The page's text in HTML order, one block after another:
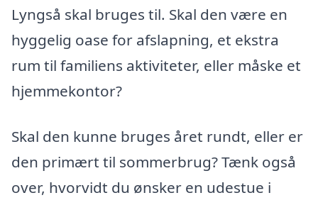
Lyngså skal bruges til. Skal den være en
hyggelig oase for afslapning, et ekstra
rum til familiens aktiviteter, eller måske et
hjemmekontor?
Skal den kunne bruges året rundt, eller er
den primært til sommerbrug? Tænk også
over, hvorvidt du ønsker en udestue i